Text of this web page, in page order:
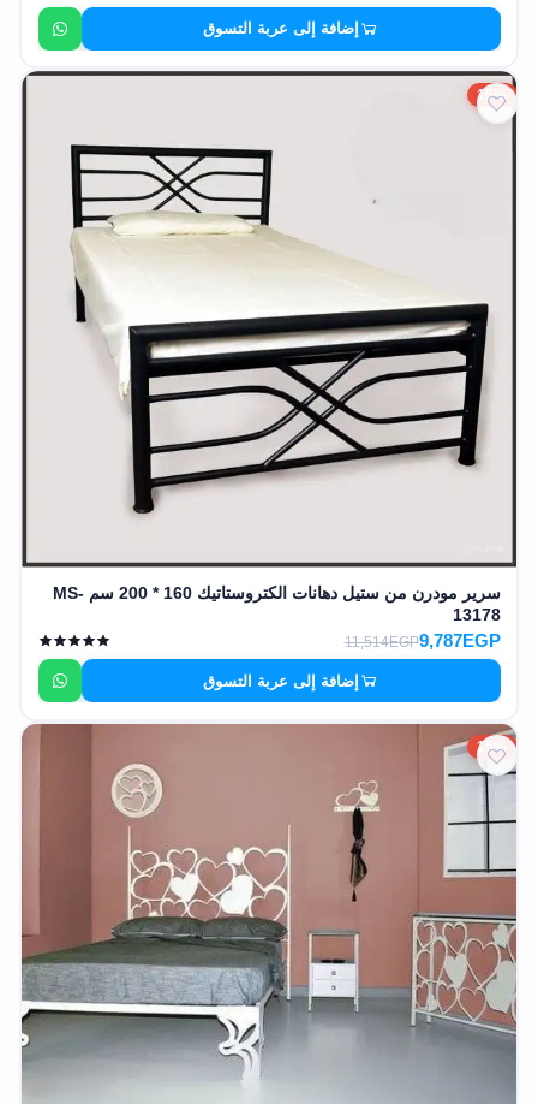
إضافة إلى عربة التسوق
15%
سرير مودرن من ستيل دهانات الكتروستاتيك 160 * 200 سم MS-
13178
9,787EGP
11,514EGP
إضافة إلى عربة التسوق
15%